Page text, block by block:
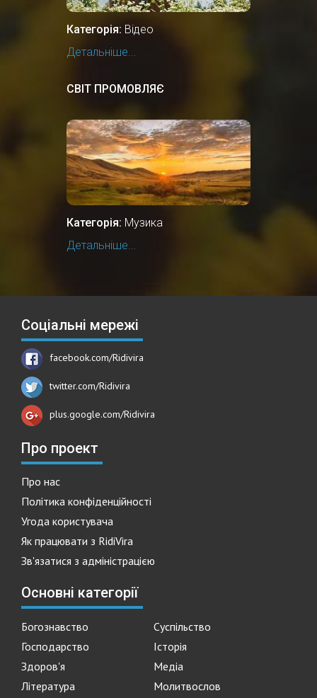
Категорія: Відео
Детальніше...
СВІТ ПРОМОВЛЯЄ
Категорія: Музика
Детальніше...
Соціальні мережі
facebook.com/Ridivira
twitter.com/Ridivira
plus.google.com/Ridivira
Про проект
Про нас
Політика конфіденційності
Угода користувача
Як працювати з RidiVira
Зв'язатися з адміністрацією
Основні категорії
Богознавство
Суспільство
Господарство
Історія
Здоров'я
Медіа
Література
Молитвослов